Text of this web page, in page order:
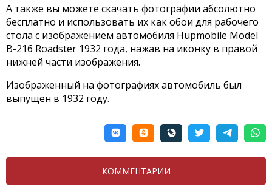
А также вы можете скачать фотографии абсолютно
бесплатно и использовать их как обои для рабочего
стола с изображением автомобиля Hupmobile Model
B-216 Roadster 1932 года, нажав на иконку в правой
нижней части изображения.
Изображенный на фотографиях автомобиль был
выпущен в 1932 году.
КОММЕНТАРИИ